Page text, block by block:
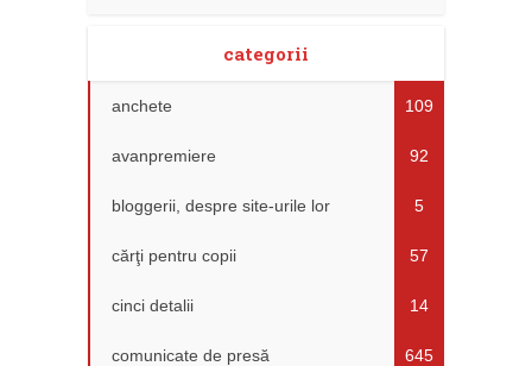
categorii
anchete 109
avanpremiere 92
bloggerii, despre site-urile lor 5
cărţi pentru copii 57
cinci detalii 14
comunicate de presă 645